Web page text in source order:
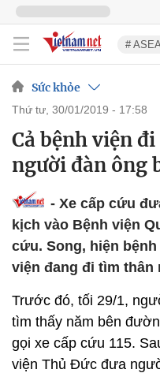
#
Sức khỏe
thứ tư, 30/01/2019 - 17:58
Cả bệnh viện
người đàn ông
- Xe cấp cứu
kịch vào Bệnh viện
cứu. Song, hiện
viện đang đi tìm
Trước đó, tối 29/1,
tìm thấy năm bên
gọi xe cấp cứu 115.
viện Thủ Đức đưa